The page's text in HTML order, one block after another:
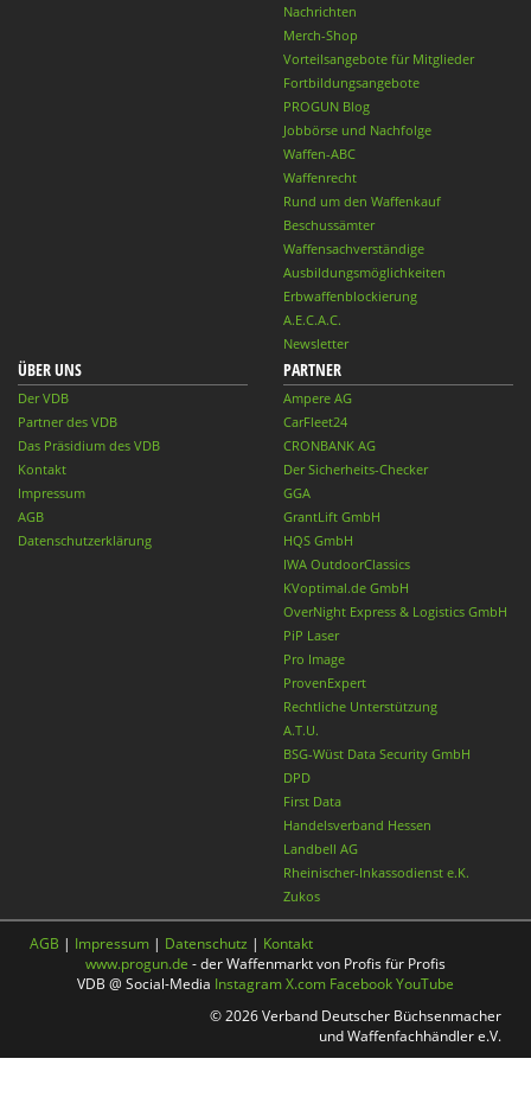
Nachrichten
Merch-Shop
Vorteilsangebote für Mitglieder
Fortbildungsangebote
PROGUN Blog
Jobbörse und Nachfolge
Waffen-ABC
Waffenrecht
Rund um den Waffenkauf
Beschussämter
Waffensachverständige
Ausbildungsmöglichkeiten
Erbwaffenblockierung
A.E.C.A.C.
Newsletter
ÜBER UNS
Der VDB
Partner des VDB
Das Präsidium des VDB
Kontakt
Impressum
AGB
Datenschutzerklärung
PARTNER
Ampere AG
CarFleet24
CRONBANK AG
Der Sicherheits-Checker
GGA
GrantLift GmbH
HQS GmbH
IWA OutdoorClassics
KVoptimal.de GmbH
OverNight Express & Logistics GmbH
PiP Laser
Pro Image
ProvenExpert
Rechtliche Unterstützung
A.T.U.
BSG-Wüst Data Security GmbH
DPD
First Data
Handelsverband Hessen
Landbell AG
Rheinischer-Inkassodienst e.K.
Zukos
AGB | Impressum | Datenschutz | Kontakt
www.progun.de - der Waffenmarkt von Profis für Profis
VDB @ Social-Media InstagramX.com FacebookYouTube
© 2026 Verband Deutscher Büchsenmacher
und Waffenfachhändler e.V.